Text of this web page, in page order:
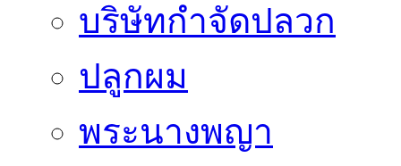
บริษัทกำจัดปลวก
ปลูกผม
พระนางพญา